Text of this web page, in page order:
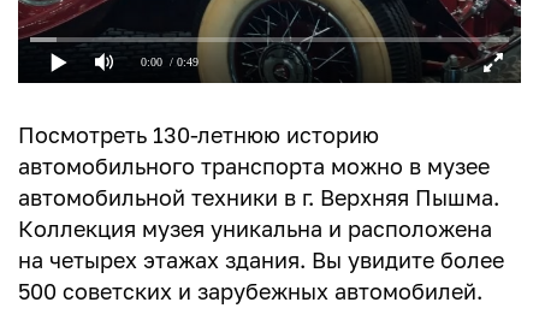
0:00 / 0:49
Посмотреть 130-летнюю историю
автомобильного транспорта можно в музее
автомобильной техники в г. Верхняя Пышма.
Коллекция музея уникальна и расположена
на четырех этажах здания. Вы увидите более
500 советских и зарубежных автомобилей.